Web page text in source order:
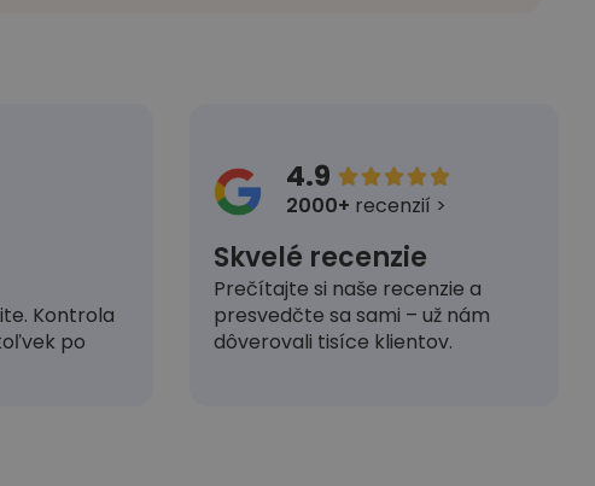
Kontrola
po
4.9 
2000+ recenzií >
Skvelé recenzie
Prečítajte si naše recenzie a
presvedčte sa sami – už nám
dôverovali tisíce klientov.